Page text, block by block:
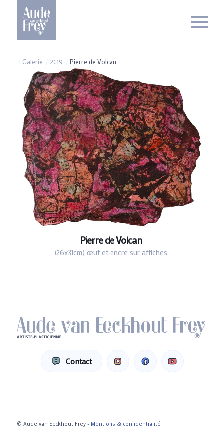
Galerie 2019 Pierre de Volcan
Pierre de Volcan
(26x31cm) œuf et encre sur affiches
Contact
© Aude van Eeckhout Frey - Mentions & confidentialité